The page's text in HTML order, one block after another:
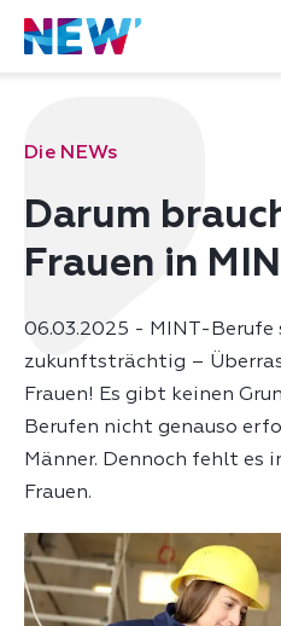
Die NEWs
Darum
Frauen in
06.03.2025 - MINT-Berufe
zukunftsträchtig –
Frauen! Es gibt keinen
Berufen nicht genauso
Männer. Dennoch fehlt es
Frauen.